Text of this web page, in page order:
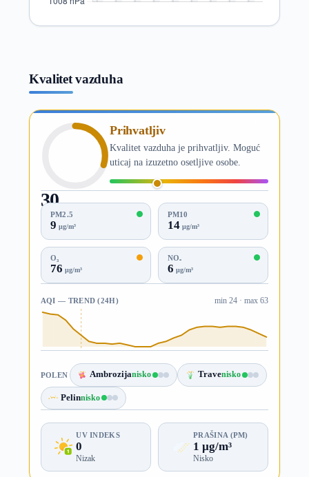
Kvalitet vazduha
30
AQI
Prihvatljiv
Kvalitet vazduha je prihvatljiv. Moguć
uticaj na izuzetno osetljive osobe.
PM2.5
9 µg/m³
PM10
14µg/m³
O₃
76 µg/m³
NO₂
6 µg/m³
AQI — TREND (24H) min 24 · max 63
POLEN Ambrozijanisko Travenisko
Pelinnisko
UV INDEKS
0
Nizak
PRAŠINA (PM)
1 µg/m³
Nisko